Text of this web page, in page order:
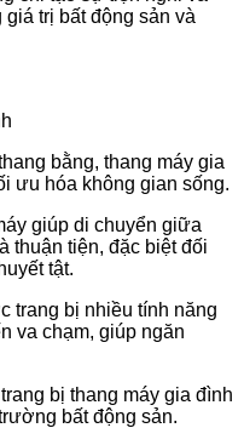
trị bất động sản và
bằng, thang máy gia
ưu hóa không gian sống.
giúp di chuyển giữa
thuận tiện, đặc biệt đối
tật.
trang bị nhiều tính năng
va chạm, giúp ngăn
bị thang máy gia đình
bất động sản.